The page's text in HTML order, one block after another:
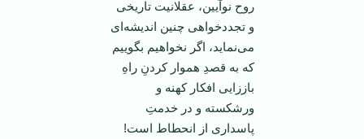
روح نوآیین، عقلانیت تاریخی
و تجددخواهی چنین اندیشه‌ای‌
می‌نماید، اگر نخواهیم بگوییم
که به قصدِ هموار کردنِ راهِ
باززایی افکار کهنه و
ورشکسته و در خدمتِ
پاسداری از انحطاط است!